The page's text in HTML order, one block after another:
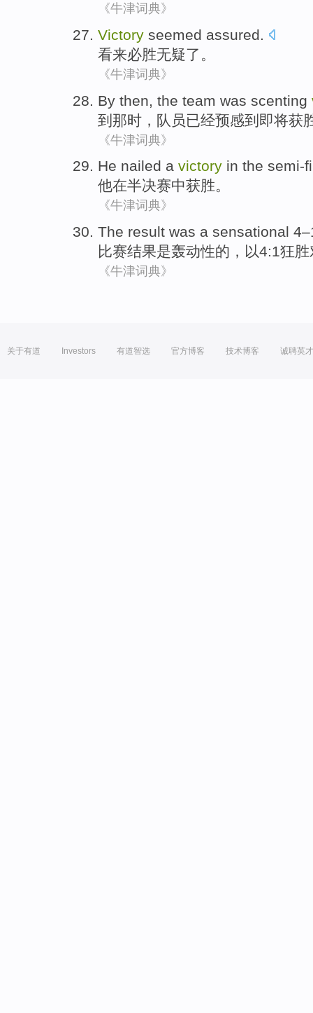
《牛津词典》
Victory seemed assured.
看来必胜无疑了。
《牛津词典》
By then the team was scenting
到那时 ， 队员已经预感到即将获
《牛津词典》
He nailed a victory in the semi-
他在半决赛中获胜。
《牛津词典》
The result was a sensational
比赛结果是轰动性的，以4:1狂
《牛津词典》
关于有道 Investors 有道智选 官方博客 技术博客 诚聘英才